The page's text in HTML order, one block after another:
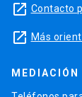
launch Contacto
launch Más